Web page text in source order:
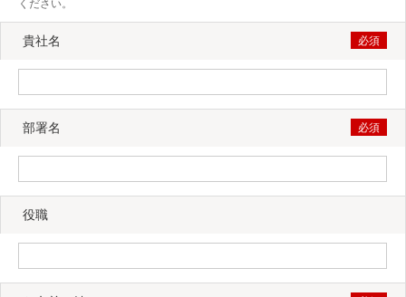
ください。
貴社名
部署名
役職